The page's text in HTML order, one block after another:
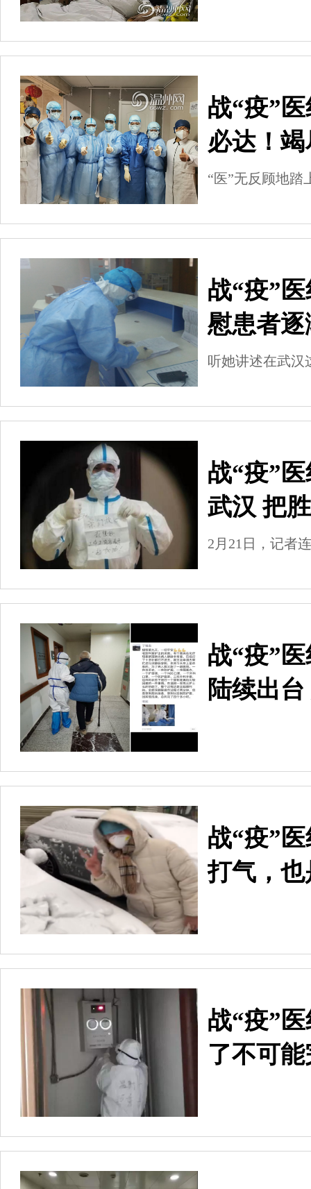
战“疫”
必达！
“医”无反顾地踏
战“疫”
慰患者
听她讲述在武汉
战“疫”
武汉 把
2月21日，记者
战“疫”
陆续出
战“疫”
打气，
战“疫”
了不可